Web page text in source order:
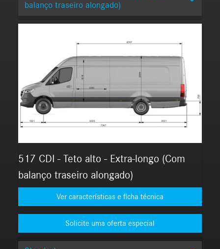
balanço traseiro alongado)
517 CDI - Teto alto - Extra-longo (Com
balanço traseiro alongado)
Ver características e ficha técnica